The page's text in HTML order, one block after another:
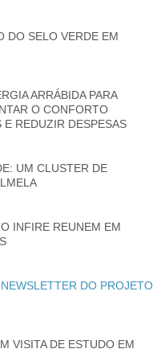
DO SELO VERDE EM
ARRÁBIDA PARA
O CONFORTO
REDUZIR DESPESAS
UM CLUSTER DE
INFIRE REUNEM EM
DO PROJETO
VISITA DE ESTUDO EM